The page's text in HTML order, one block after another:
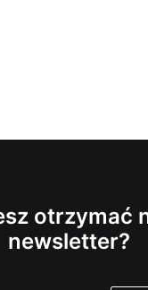
otrzymać
newsletter?